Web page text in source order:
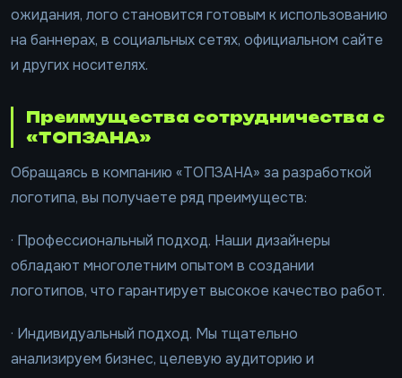
ожидания, лого становится готовым к использованию
на баннерах, в социальных сетях, официальном сайте
и других носителях.
Преимущества сотрудничества с
«ТОПЗАНА»
Обращаясь в компанию «ТОПЗАНА» за разработкой
логотипа, вы получаете ряд преимуществ:
· Профессиональный подход. Наши дизайнеры
обладают многолетним опытом в создании
логотипов, что гарантирует высокое качество работ.
· Индивидуальный подход. Мы тщательно
анализируем бизнес, целевую аудиторию и